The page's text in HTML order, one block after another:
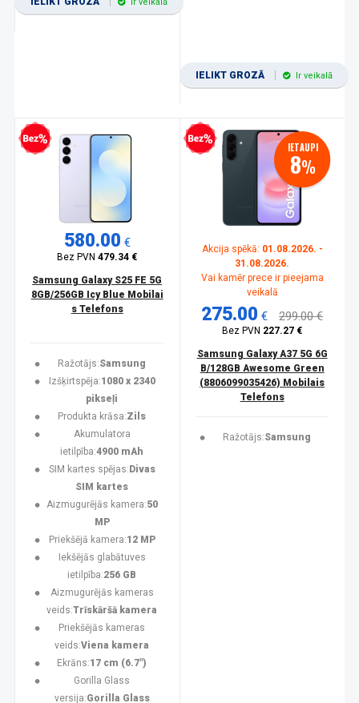
IELIKT GROZĀ Ir veikalā
kredīts
580.00 €
Bez PVN479.34 €
Samsung Galaxy S25 FE 5G
8GB/256GB Icy Blue Mobilai
s Telefons
Ražotājs:Samsung
Izšķirtspēja:1080 x 2340
pikseļi
Produkta krāsa:Zils
Akumulatora
ietilpība:4900 mAh
SIM kartes spējas: Divas
SIM kartes
Aizmugurējās kamera:50
MP
Priekšējā kamera:12 MP
Iekšējās glabātuves
ietilpība:256 GB
Aizmugurējās kameras
veids:Trīskāršā kamera
Priekšējās kameras
veids:Viena kamera
Ekrāns:17 cm (6.7")
Gorilla Glass
versija:Gorilla Glass
Bezprocentu kredīts IETAUPI
8%
Akcija spēkā: 01.08.2026. -
31.08.2026.
Vai kamēr prece ir pieejama
veikalā
275.00 € 299.00 €
Bez PVN 227.27 €
Samsung Galaxy A37 5G 6G
B/128GB Awesome Green
(8806099035426) Mobilais
Telefons
Ražotājs:Samsung